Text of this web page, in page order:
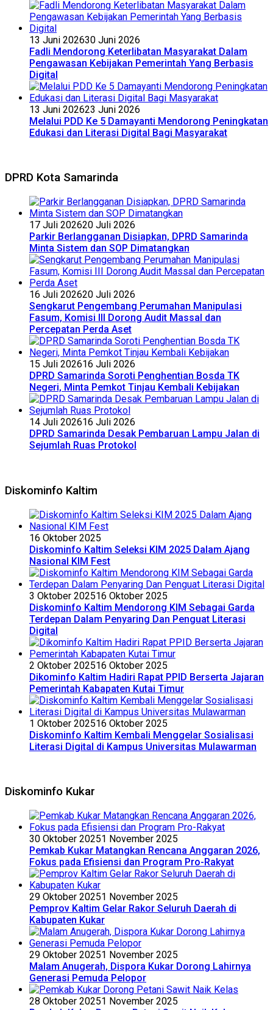
13 Juni 202630 Juni 2026
Fadli Mendorong Keterlibatan Masyarakat Dalam
Pengawasan Kebijakan Pemerintah Yang Berbasis
Digital
13 Juni 202623 Juni 2026
Melalui PDD Ke 5 Damayanti Mendorong Peningkatan
Edukasi dan Literasi Digital Bagi Masyarakat
DPRD Kota Samarinda
17 Juli 202620 Juli 2026
Parkir Berlangganan Disiapkan, DPRD Samarinda
Minta Sistem dan SOP Dimatangkan
16 Juli 202620 Juli 2026
Sengkarut Pengembang Perumahan Manipulasi
Fasum, Komisi III Dorong Audit Massal dan
Percepatan Perda Aset
15 Juli 202616 Juli 2026
DPRD Samarinda Soroti Penghentian Bosda TK
Negeri, Minta Pemkot Tinjau Kembali Kebijakan
14 Juli 202616 Juli 2026
DPRD Samarinda Desak Pembaruan Lampu Jalan di
Sejumlah Ruas Protokol
Diskominfo Kaltim
16 Oktober 2025
Diskominfo Kaltim Seleksi KIM 2025 Dalam Ajang
Nasional KIM Fest
3 Oktober 202516 Oktober 2025
Diskominfo Kaltim Mendorong KIM Sebagai Garda
Terdepan Dalam Penyaring Dan Penguat Literasi
Digital
2 Oktober 202516 Oktober 2025
Dikominfo Kaltim Hadiri Rapat PPID Berserta Jajaran
Pemerintah Kabapaten Kutai Timur
1 Oktober 202516 Oktober 2025
Diskominfo Kaltim Kembali Menggelar Sosialisasi
Literasi Digital di Kampus Universitas Mulawarman
Diskominfo Kukar
30 Oktober 20251 November 2025
Pemkab Kukar Matangkan Rencana Anggaran 2026,
Fokus pada Efisiensi dan Program Pro-Rakyat
29 Oktober 20251 November 2025
Pemprov Kaltim Gelar Rakor Seluruh Daerah di
Kabupaten Kukar
29 Oktober 20251 November 2025
Malam Anugerah, Dispora Kukar Dorong Lahirnya
Generasi Pemuda Pelopor
28 Oktober 20251 November 2025